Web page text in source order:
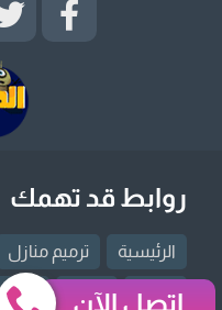
روابط قد تهمك
الرئيسية ترميم منازل
العزل النقل
إتصل الآن